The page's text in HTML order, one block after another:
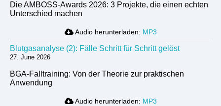
Die AMBOSS-Awards 2026: 3 Projekte, die einen echten
Unterschied machen
Audio herunterladen: MP3
Blutgasanalyse (2): Fälle Schritt für Schritt gelöst
27. June 2026
BGA-Falltraining: Von der Theorie zur praktischen
Anwendung
Audio herunterladen: MP3